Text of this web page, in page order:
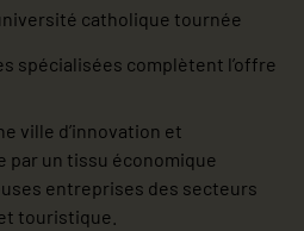
catholique tournée
spécialisées complètent l’offre
ville d’innovation et
par un tissu économique
entreprises des secteurs
touristique.